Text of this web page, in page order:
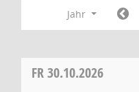
Jahr
FR30.10.2026